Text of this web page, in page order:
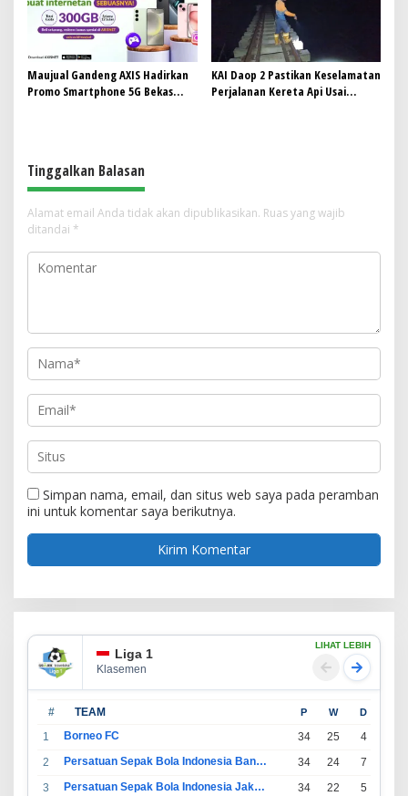
Maujual Gandeng AXIS Hadirkan
Promo Smartphone 5G Bekas
KAI Daop 2 Pastikan Keselamatan
Perjalanan Kereta Api Usai
Tinggalkan Balasan
Alamat email Anda tidak akan dipublikasikan. Ruas yang wajib
ditandai *
Simpan nama, email, dan situs web saya pada peramban
ini untuk komentar saya berikutnya.
Liga 1
Klasemen
LIHAT LEBIH
# TEAM P W D
1 Borneo FC 34 25 4
2
Persatuan Sepak Bola Indonesia Bandung 34 24 7
3
Persatuan Sepak Bola Indonesia Jakarta 34 22 5